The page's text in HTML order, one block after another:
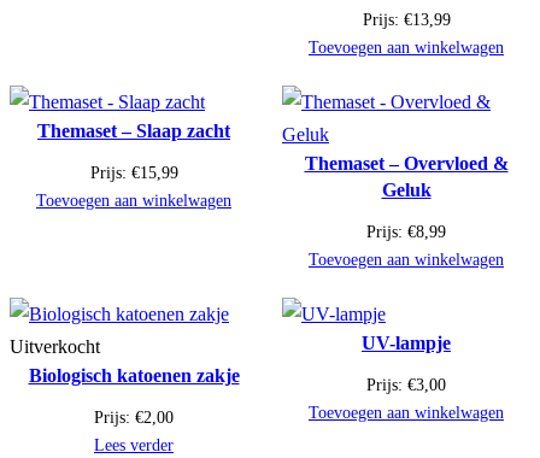
Prijs: €13,99
Toevoegen aan winkelwagen
Themaset – Slaap zacht
Prijs: €15,99
Toevoegen aan winkelwagen
Themaset – Overvloed &
Geluk
Prijs: €8,99
Toevoegen aan winkelwagen
Uitverkocht
Biologisch katoenen zakje
Prijs: €2,00
Lees verder
UV-lampje
Prijs: €3,00
Toevoegen aan winkelwagen